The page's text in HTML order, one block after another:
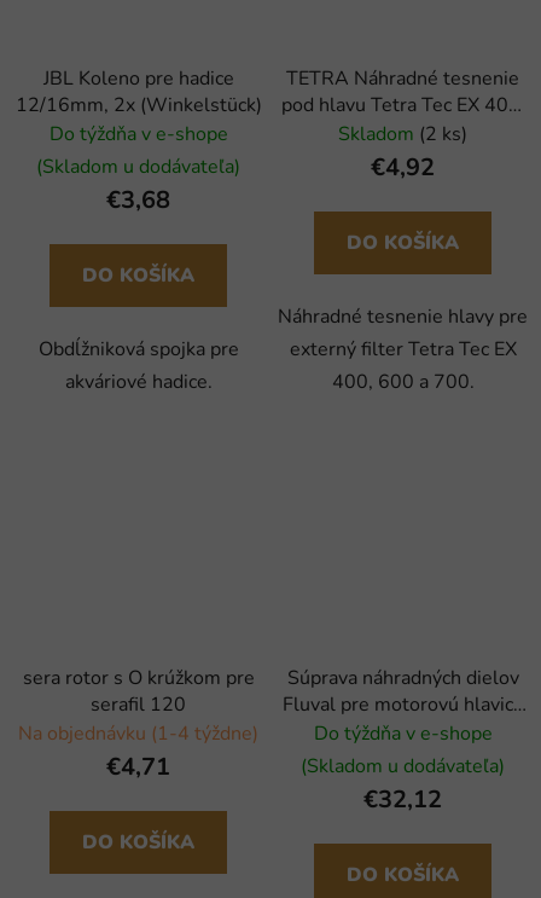
JBL Koleno pre hadice
12/16mm, 2x (Winkelstück)
Do týždňa v e-shope
(Skladom u dodávateľa)
€3,68
DO KOŠÍKA
Obdĺžniková spojka pre
akváriové hadice.
TETRA Náhradné tesnenie
pod hlavu Tetra Tec EX 400,
600, 700 (1ks)
Skladom (2 ks)
€4,92
DO KOŠÍKA
Náhradné tesnenie hlavy pre
externý filter Tetra Tec EX
400, 600 a 700.
sera rotor s O krúžkom pre
serafil 120
Na objednávku (1-4 týždne)
€4,71
DO KOŠÍKA
Súprava náhradných dielov
Fluval pre motorovú hlavicu
107
Do týždňa v e-shope
(Skladom u dodávateľa)
€32,12
DO KOŠÍKA